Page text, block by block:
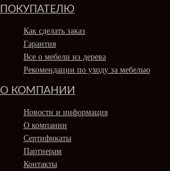
ПОКУПАТЕЛЮ
Как сделать заказ
Гарантия
Все о мебели из дерева
Рекомендации по уходу за мебелью
О КОМПАНИИ
Новости и информация
О компании
Сертификаты
Партнерам
Контакты